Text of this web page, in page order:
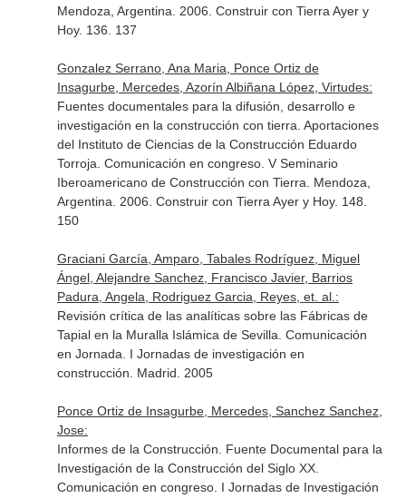
Mendoza, Argentina. 2006. Construir con Tierra Ayer y
Hoy. 136. 137
Gonzalez Serrano, Ana Maria, Ponce Ortiz de
Insagurbe, Mercedes, Azorín Albiñana López, Virtudes:
Fuentes documentales para la difusión, desarrollo e
investigación en la construcción con tierra. Aportaciones
del Instituto de Ciencias de la Construcción Eduardo
Torroja. Comunicación en congreso. V Seminario
Iberoamericano de Construcción con Tierra. Mendoza,
Argentina. 2006. Construir con Tierra Ayer y Hoy. 148.
150
Graciani García, Amparo, Tabales Rodríguez, Miguel
Ángel, Alejandre Sanchez, Francisco Javier, Barrios
Padura, Angela, Rodriguez Garcia, Reyes, et. al.:
Revisión crítica de las analíticas sobre las Fábricas de
Tapial en la Muralla Islámica de Sevilla. Comunicación
en Jornada. I Jornadas de investigación en
construcción. Madrid. 2005
Ponce Ortiz de Insagurbe, Mercedes, Sanchez Sanchez,
Jose:
Informes de la Construcción. Fuente Documental para la
Investigación de la Construcción del Siglo XX.
Comunicación en congreso. I Jornadas de Investigación